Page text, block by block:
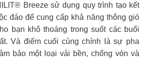
Breeze sử dụng quy trình tạo kết
đáo để cung cấp khả năng thông gió
bạn khô thoáng trong suốt các buổi
Và điểm cuối cùng chính là sự pha
bảo một loại vải bền, chống vón và